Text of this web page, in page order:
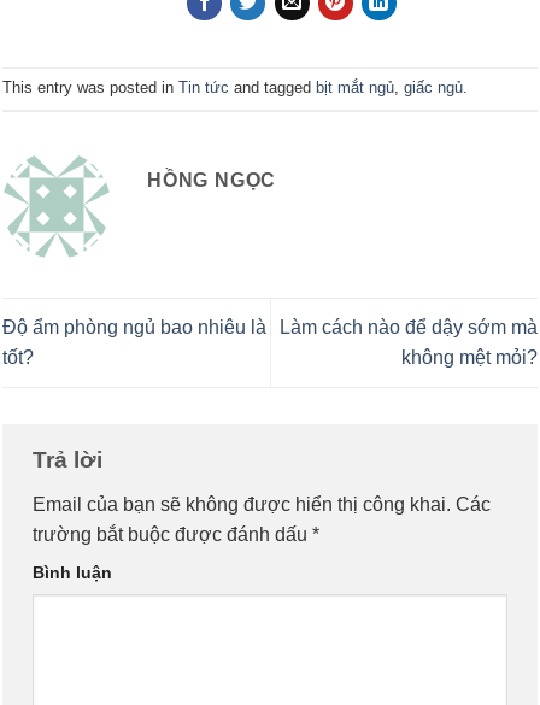
This entry was posted in Tin tức and tagged bịt mắt ngủ, giấc ngủ.
HỒNG NGỌC
Độ ẩm phòng ngủ bao nhiêu là
tốt?
Làm cách nào để dậy sớm mà
không mệt mỏi?
Trả lời
Email của bạn sẽ không được hiển thị công khai. Các
trường bắt buộc được đánh dấu *
Bình luận